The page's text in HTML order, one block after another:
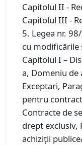
Capitolul II -
Capitolul III -
5. Legea nr.
cu
Capitolul I –
a, Domeniu de
Exceptari,
pentru
Contracte de
drept exclusiv,
achiziţii